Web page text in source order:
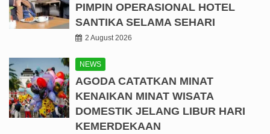
PIMPIN OPERASIONAL HOTEL
SANTIKA SELAMA SEHARI
2 August 2026
NEWS
AGODA CATATKAN MINAT
KENAIKAN MINAT WISATA
DOMESTIK JELANG LIBUR HARI
KEMERDEKAAN